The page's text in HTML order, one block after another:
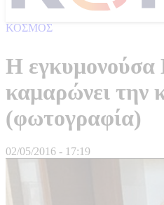
ΚΟΣΜΟΣ
Η
καμαρώνει την
(φωτογραφία)
02/05/2016 - 17:19